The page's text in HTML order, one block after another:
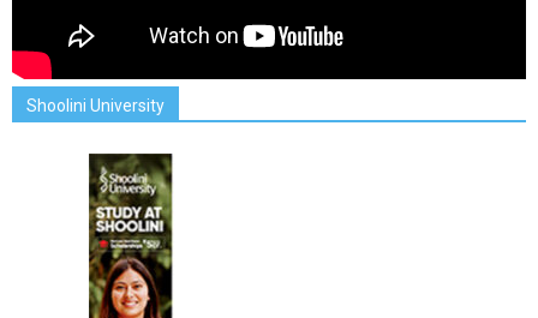
Shoolini University